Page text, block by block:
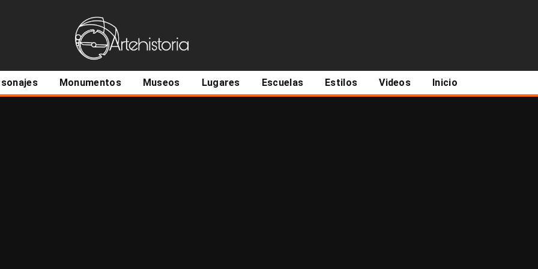
Monumentos Museos Lugares Escuelas Estilos Videos Inicio